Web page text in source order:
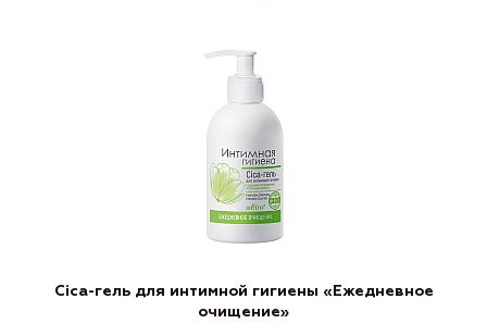
Cica-гель для интимной гигиены «Ежедневное
очищение»